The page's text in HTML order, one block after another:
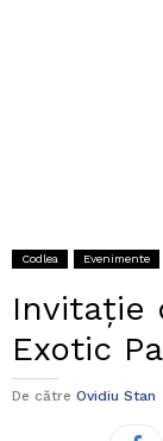
Codlea Evenimente
Invitație
Exotic
De către Ovidiu Stan